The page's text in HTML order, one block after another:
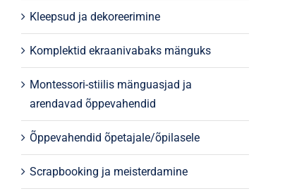
Kleepsud ja dekoreerimine
Komplektid ekraanivabaks mänguks
Montessori-stiilis mänguasjad ja
arendavad õppevahendid
Õppevahendid õpetajale/õpilasele
Scrapbooking ja meisterdamine